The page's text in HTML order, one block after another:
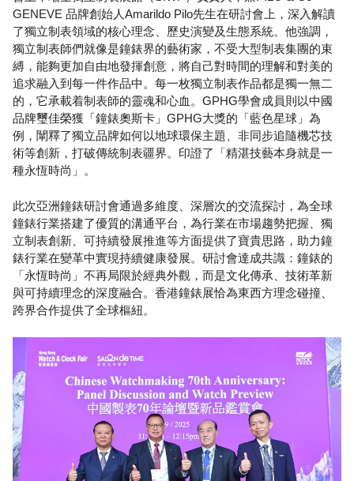
GENEVE 品牌創始人Amarildo Pilo先生在研討會上，深入解讀
了獨立制表領域的核心理念、歷史演變及生態系統。他強調，
獨立制表師們就像是鐘錶界的藝術家，不受大型制表集團的束
縛，能夠更加自由地發揮創意，將自己對時間的理解和對美的
追求融入到每一件作品中。每一枚獨立制表作品都是獨一無二
的，它承載着制表師的靈魂和心血。GPHG學會成員則以中國
品牌璽佳榮獲「鐘錶奧斯卡」GPHG大獎的「藍色星球」為
例，闡釋了獨立品牌如何以地球環保主題、非同步追隨機芯技
術等創新，打破傳統制表疆界。印證了「精湛技藝本身就是一
種永恆時尚」。
此次亞洲鐘錶研討會通過多維度、深層次的交流探討，為全球
鐘錶行業搭建了優質的溝通平台，為行業在市場趨勢把握、獨
立制表創新、可持續發展推進等方面提供了寶貴思路，助力鐘
錶行業在變革中實現持續健康發展。研討會達成共識：鐘錶的
「永恆時尚」不再局限於經典外觀，而是文化傳承、技術革新
與可持續理念的深度融合。香港鐘錶展恰為東西方理念碰撞、
跨界合作提供了全球樞紐。